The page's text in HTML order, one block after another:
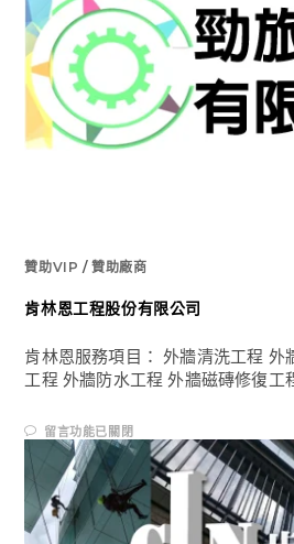
工
程
有
限
公
司〉
中
贊助VIP /贊助廠商
肯林恩工程股份有限公司
肯林恩服務項目： 外牆清洗工程 外
工程 外牆防水工程 外牆磁磚修復工
在
〈肯
工
程
股
份
留言功能已關閉